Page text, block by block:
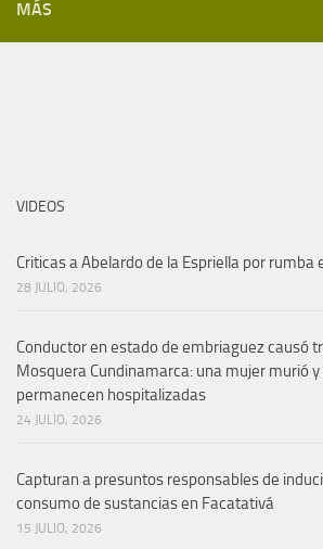
MÁS
VIDEOS
Criticas a Abelardo de la Espriella por rumba
28 JULIO, 2026
Conductor en estado de embriaguez causó
Mosquera Cundinamarca: una mujer murió
permanecen hospitalizadas
24 JULIO, 2026
Capturan a presuntos responsables de
consumo de sustancias en Facatativá
15 JULIO, 2026